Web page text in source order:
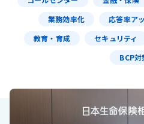
業務効率化
応答率ア
教育・育成
セキュリティ
BCP対